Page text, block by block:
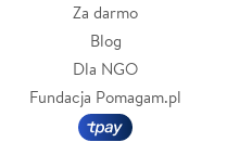
Za darmo
Blog
Dla NGO
Fundacja Pomagam.pl